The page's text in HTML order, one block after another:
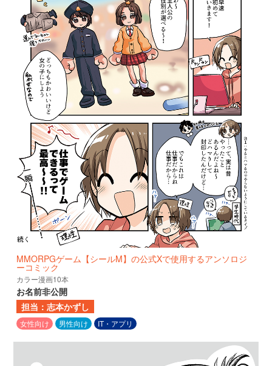
MMORPGゲーム【シールM】の公式Xで使用するアンソロジ
ーコミック
カラー漫画10本
お名前非公開
担当：志本かずし
女性向け 男性向け IT・アプリ